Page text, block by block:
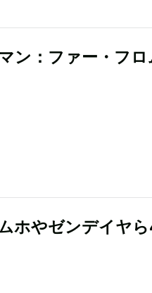
ン：ファー・フロ
ホやゼンデイヤ